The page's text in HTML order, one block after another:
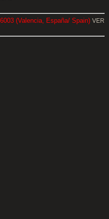
(Valencia, España/ Spain) VER